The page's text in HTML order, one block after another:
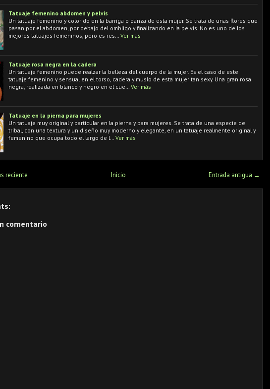
Tatuaje femenino abdomen y pelvis
Un tatuaje femenino y colorido en la barriga o panza de esta mujer. Se trata de unas flores que
pasan por el abdomen, por debajo del ombligo y finalizando en la pelvis. No es uno de los
mejores tatuajes femeninos, pero es res…
Ver más
Tatuaje rosa negra en la cadera
Un tatuaje femenino puede realzar la belleza del cuerpo de la mujer. Es el caso de este
tatuaje femenino y sensual en el torso, cadera y muslo de esta mujer tan sexy. Una gran rosa
negra, realizada en blanco y negro en el cue…
Ver más
Tatuaje en la pierna para mujeres
Un tatuaje muy original y particular en la pierna y para mujeres. Se trata de una especie de
tribal, con una textura y un diseño muy moderno y elegante, en un tatuaje realmente original y
femenino que ocupa todo el largo de l…
Ver más
reciente Entrada antigua →
Inicio
comentario